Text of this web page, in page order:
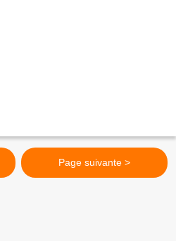
Page suivante >